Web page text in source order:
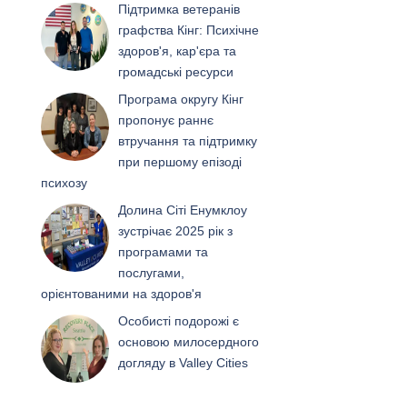
Підтримка ветеранів
графства Кінг: Психічне
здоров'я, кар'єра та
громадські ресурси
Програма округу Кінг
пропонує раннє
втручання та підтримку
при першому епізоді
психозу
Долина Сіті Енумклоу
зустрічає 2025 рік з
програмами та
послугами,
орієнтованими на здоров'я
Особисті подорожі є
основою милосердного
догляду в Valley Cities